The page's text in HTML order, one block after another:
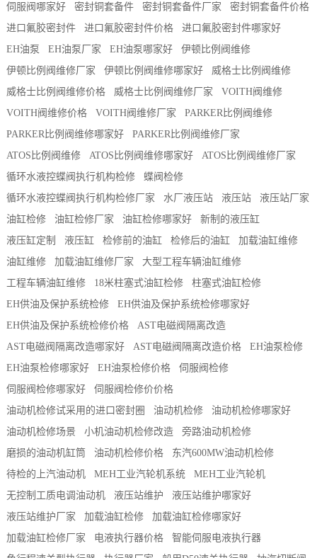
伺服阀哪家好
密封铜套备件 密封铜套备件厂家
密封铜套备件价格
进口氟胶密封件
进口氟胶密封件价格
进口氟胶密封件哪家好
EH油泵
EH油泵厂家 EH油泵哪家好
伊顿比例阀维修
伊顿比例阀维修厂家
伊顿比例阀维修哪家好
威格士比例阀维修
威格士比例阀维修价格
威格士比例阀维修厂家
VOITH阀维修
VOITH阀维修价格
VOITH阀维修厂家
PARKER比例阀维修
PARKER比例阀维修哪家好
PARKER比例阀维修厂家
ATOS比例阀维修
ATOS比例阀维修哪家好
ATOS比例阀维修厂家
循环水液控蝶阀执行机构检修
蝶阀检修
循环水液控蝶阀执行机构检修厂家
水厂液压站 液压站
液压站厂家
油缸检修
油缸检修厂家 油缸检修哪家好
新制的液压缸
液压缸定制
液压缸 检修前的油缸 检修后的油缸
加载油缸维修
油缸维修
加载油缸维修厂家
大型工程车辆油缸维修
工程车辆油缸维修
18米柱塞式油缸检修
柱塞式油缸检修
EH供油及保护系统检修
EH供油及保护系统检修哪家好
EH供油及保护系统检修价格
AST电磁阀隔离改造
AST电磁阀隔离改造哪家好
AST电磁阀隔离改造价格
EH油泵检修
EH油泵检修哪家好
EH油泵检修价格
伺服阀检修
伺服阀检修哪家好
伺服阀检修价价格
油动机检修试采用的进口密封圈
油动机检修
油动机检修哪家好
油动机检修场景
小机油动机检修改造
旁路油动机检修
磨损的油动机缸筒
油动机检修价格
东汽600MW油动机检修
待检的上汽油动机
MEH工业汽轮机系统
MEH工业汽轮机
无控制工质电调油动机
液压站维护
液压站维护哪家好
液压站维护厂家
加载油缸检修
加载油缸检修哪家好
加载油缸检修厂家
电液执行器价格
智能伺服电液执行器